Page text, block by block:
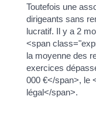
Toutefois une
dirigeants sans
lucratif. Il y a 2
<span
la moyenne des
exercices
000 €</span>, le
légal</span>.